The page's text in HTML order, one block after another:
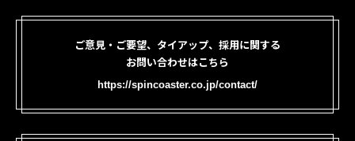
ご意見・ご要望、タイアップ、採用に関する
お問い合わせはこちら
https://spincoaster.co.jp/contact/